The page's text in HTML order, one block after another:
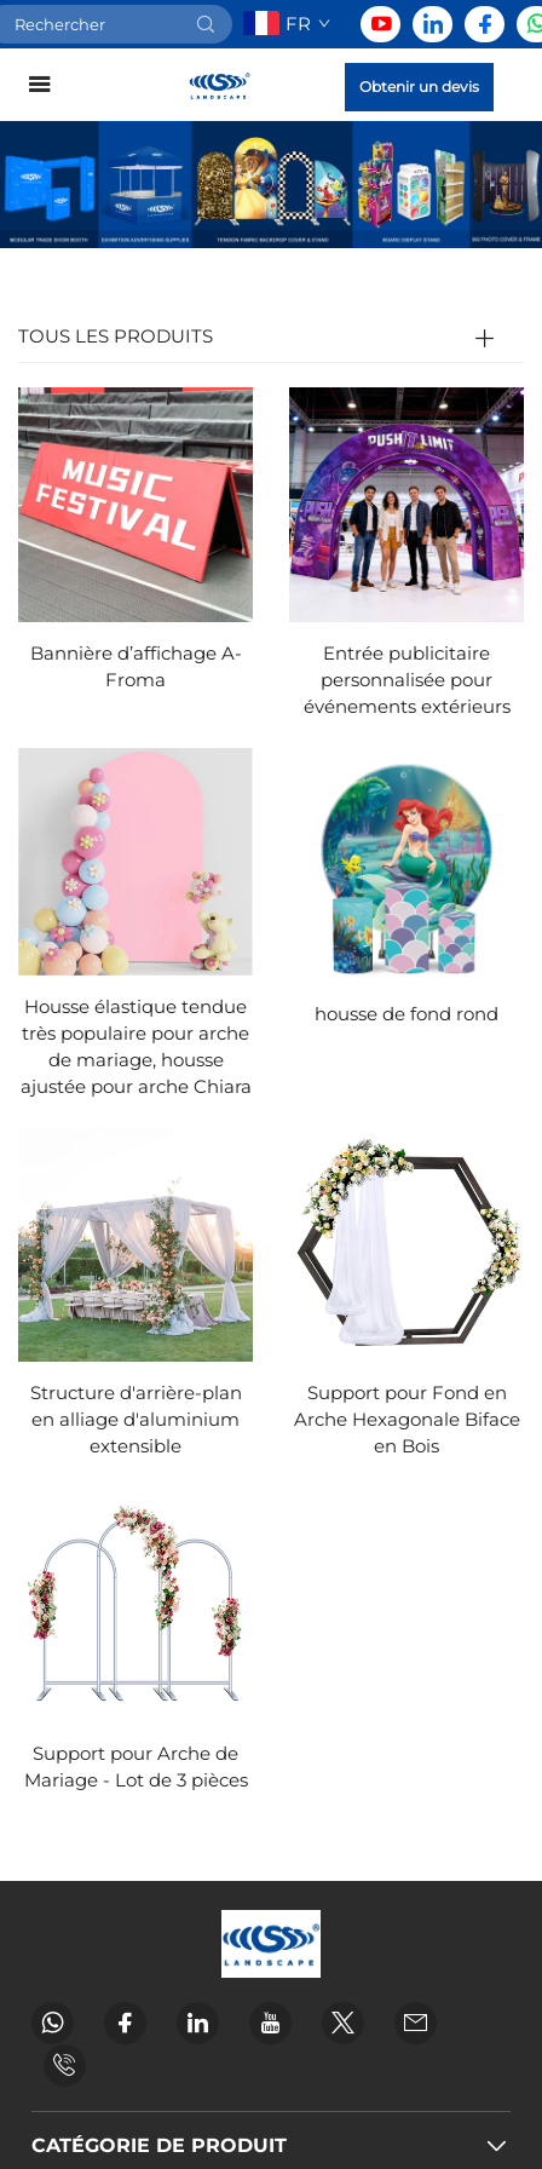
FR
Obtenir un devis
TOUS LES PRODUITS
Bannière d’affichage A-
Froma
Entrée publicitaire
personnalisée pour
événements extérieurs
Housse élastique tendue
très populaire pour arche
de mariage, housse
ajustée pour arche Chiara
housse de fond rond
Structure d'arrière-plan
en alliage d'aluminium
extensible
Support pour Fond en
Arche Hexagonale Biface
en Bois
Support pour Arche de
Mariage - Lot de 3 pièces
CATÉGORIE DE PRODUIT